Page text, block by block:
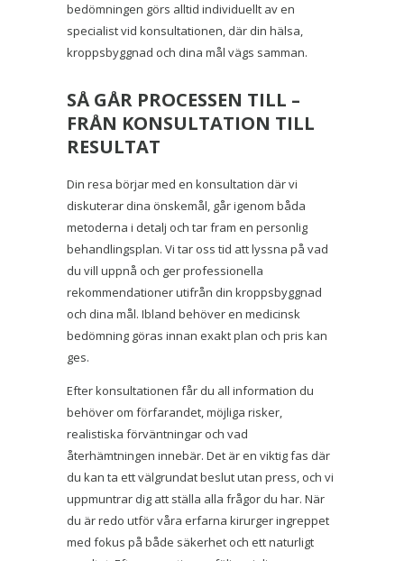
bedömningen görs alltid individuellt av en
specialist vid konsultationen, där din hälsa,
kroppsbyggnad och dina mål vägs samman.
SÅ GÅR PROCESSEN TILL –
FRÅN KONSULTATION TILL
RESULTAT
Din resa börjar med en konsultation där vi
diskuterar dina önskemål, går igenom båda
metoderna i detalj och tar fram en personlig
behandlingsplan. Vi tar oss tid att lyssna på vad
du vill uppnå och ger professionella
rekommendationer utifrån din kroppsbyggnad
och dina mål. Ibland behöver en medicinsk
bedömning göras innan exakt plan och pris kan
ges.
Efter konsultationen får du all information du
behöver om förfarandet, möjliga risker,
realistiska förväntningar och vad
återhämtningen innebär. Det är en viktig fas där
du kan ta ett välgrundat beslut utan press, och vi
uppmuntrar dig att ställa alla frågor du har. När
du är redo utför våra erfarna kirurger ingreppet
med fokus på både säkerhet och ett naturligt